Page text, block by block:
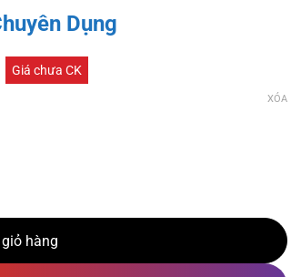
Dụng
Giá chưa CK
XÓA
hàng